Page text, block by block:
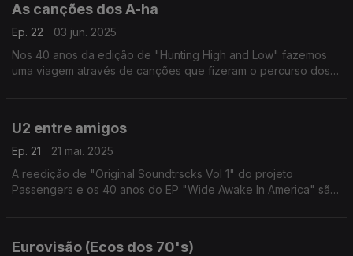
As canções dos A-ha
Ep. 22
03 jun. 2025
Nos 40 anos da edição de "Hunting High and Low" fazemos
uma viagem através de canções que fizeram o percurso dos
U2 entre amigos
Ep. 21
21 mai. 2025
A reedição de "Original Soundtrscks Vol 1" do projeto
Passengers e os 40 anos do EP "Wide Awake In America" são
Eurovisão (Ecos dos 70's)